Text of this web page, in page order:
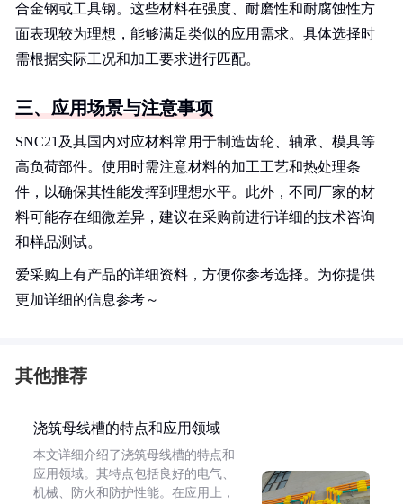
合金钢或工具钢。这些材料在强度、耐磨性和耐腐蚀性方
面表现较为理想，能够满足类似的应用需求。具体选择时
需根据实际工况和加工要求进行匹配。
三、应用场景与注意事项
SNC21及其国内对应材料常用于制造齿轮、轴承、模具等
高负荷部件。使用时需注意材料的加工工艺和热处理条
件，以确保其性能发挥到理想水平。此外，不同厂家的材
料可能存在细微差异，建议在采购前进行详细的技术咨询
和样品测试。
爱采购上有产品的详细资料，方便你参考选择。为你提供
更加详细的信息参考～
其他推荐
浇筑母线槽的特点和应用领域
本文详细介绍了浇筑母线槽的特点和
应用领域。其特点包括良好的电气、
机械、防火和防护性能。在应用上，